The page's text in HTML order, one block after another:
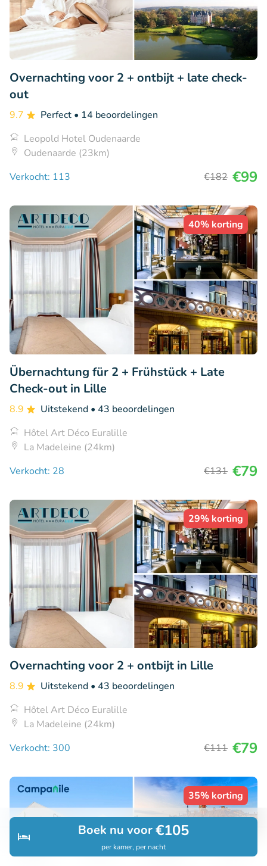
Zoeken Boekingen
Boek nu voor€105
per kamer, per nacht
Overnachting voor 2 + ontbijt + late check-
out
9.7 Perfect • 14 beoordelingen
Leopold Hotel Oudenaarde
Oudenaarde (23km)
Verkocht: 113
€182 €99
40% korting
Übernachtung für 2 + Frühstück + Late
Check-out in Lille
8.9 Uitstekend • 43 beoordelingen
Hôtel Art Déco Euralille
La Madeleine (24km)
Verkocht: 28
€131 €79
29% korting
Overnachting voor 2 + ontbijt in Lille
8.9 Uitstekend • 43 beoordelingen
Hôtel Art Déco Euralille
La Madeleine (24km)
Verkocht: 300
€111 €79
35% korting